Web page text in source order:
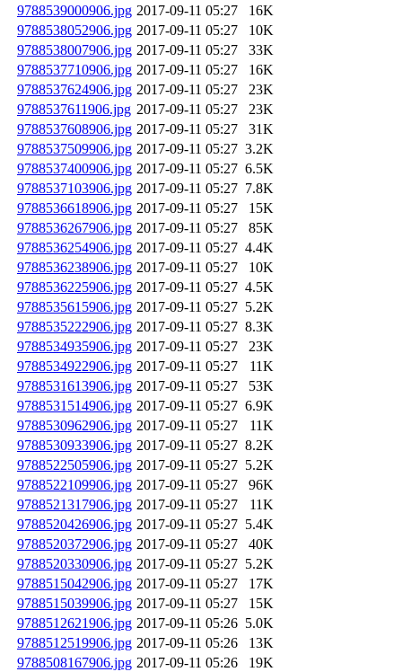
9788539000906.jpg 2017-09-11 05:27
16K
9788538052906.jpg 2017-09-11 05:27
10K
9788538007906.jpg 2017-09-11 05:27
33K
9788537710906.jpg 2017-09-11 05:27
16K
9788537624906.jpg 2017-09-11 05:27
23K
9788537611906.jpg 2017-09-11 05:27
23K
9788537608906.jpg 2017-09-11 05:27
31K
9788537509906.jpg 2017-09-11 05:27 3.2K
9788537400906.jpg 2017-09-11 05:27 6.5K
9788537103906.jpg 2017-09-11 05:27 7.8K
9788536618906.jpg 2017-09-11 05:27
15K
9788536267906.jpg 2017-09-11 05:27
85K
9788536254906.jpg 2017-09-11 05:27 4.4K
9788536238906.jpg 2017-09-11 05:27
10K
9788536225906.jpg 2017-09-11 05:27 4.5K
9788535615906.jpg 2017-09-11 05:27 5.2K
9788535222906.jpg 2017-09-11 05:27 8.3K
9788534935906.jpg 2017-09-11 05:27
23K
9788534922906.jpg 2017-09-11 05:27
11K
9788531613906.jpg 2017-09-11 05:27
53K
9788531514906.jpg 2017-09-11 05:27 6.9K
9788530962906.jpg 2017-09-11 05:27
11K
9788530933906.jpg 2017-09-11 05:27 8.2K
9788522505906.jpg 2017-09-11 05:27 5.2K
9788522109906.jpg 2017-09-11 05:27
96K
9788521317906.jpg 2017-09-11 05:27
11K
9788520426906.jpg 2017-09-11 05:27 5.4K
9788520372906.jpg 2017-09-11 05:27
40K
9788520330906.jpg 2017-09-11 05:27 5.2K
9788515042906.jpg 2017-09-11 05:27
17K
9788515039906.jpg 2017-09-11 05:27
15K
9788512621906.jpg 2017-09-11 05:26 5.0K
9788512519906.jpg 2017-09-11 05:26
13K
9788508167906.jpg 2017-09-11 05:26
19K